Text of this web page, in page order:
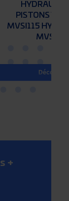
PISTONS
MVSI115
MVSI115
Découvrir
+